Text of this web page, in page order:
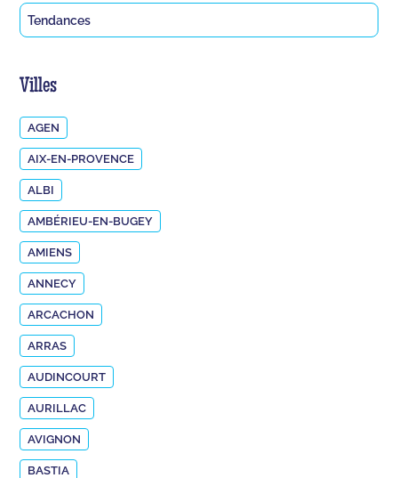
Tendances
Villes
AGEN
AIX-EN-PROVENCE
ALBI
AMBÉRIEU-EN-BUGEY
AMIENS
ANNECY
ARCACHON
ARRAS
AUDINCOURT
AURILLAC
AVIGNON
BASTIA